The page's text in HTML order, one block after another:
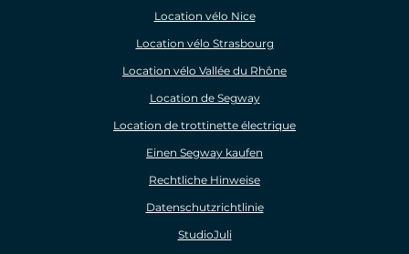
Location vélo Nice
Location vélo Strasbourg
Location vélo Vallée du Rhône
Location de Segway
Location de trottinette électrique
Einen Segway kaufen
Rechtliche Hinweise
Datenschutzrichtlinie
StudioJuli